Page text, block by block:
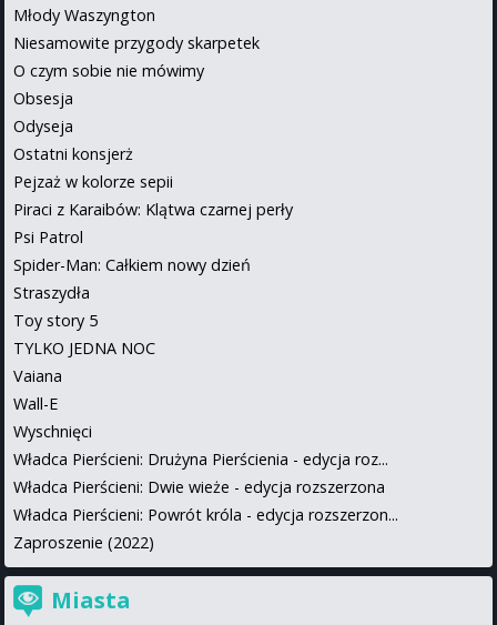
Młody Waszyngton
Niesamowite przygody skarpetek
O czym sobie nie mówimy
Obsesja
Odyseja
Ostatni konsjerż
Pejzaż w kolorze sepii
Piraci z Karaibów: Klątwa czarnej perły
Psi Patrol
Spider-Man: Całkiem nowy dzień
Straszydła
Toy story 5
TYLKO JEDNA NOC
Vaiana
Wall-E
Wyschnięci
Władca Pierścieni: Drużyna Pierścienia - edycja roz...
Władca Pierścieni: Dwie wieże - edycja rozszerzona
Władca Pierścieni: Powrót króla - edycja rozszerzon...
Zaproszenie (2022)
Miasta